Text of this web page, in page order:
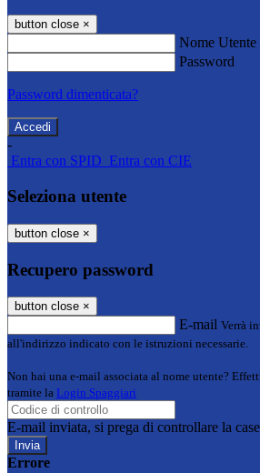
button close ×
Nome Utente
Password
Password dimenticata?
-
Entra con SPID Entra con CIE
Seleziona utente
button close ×
Recupero password
button close ×
E-mail Verrà
all'indirizzo indicato con le istruzioni necessarie.
Non hai una e-mail associata al nome utente?
tramite la Login Spaggiari
E-mail inviata, si prega di controllare la
Errore